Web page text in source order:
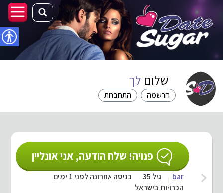
שלום לך
התחברות הרשמה
פנויה! שלח הודעה, אני אונליין
bar גיל 35
כניסה אחרונה לפני 1 ימים
הכרויות בישראל